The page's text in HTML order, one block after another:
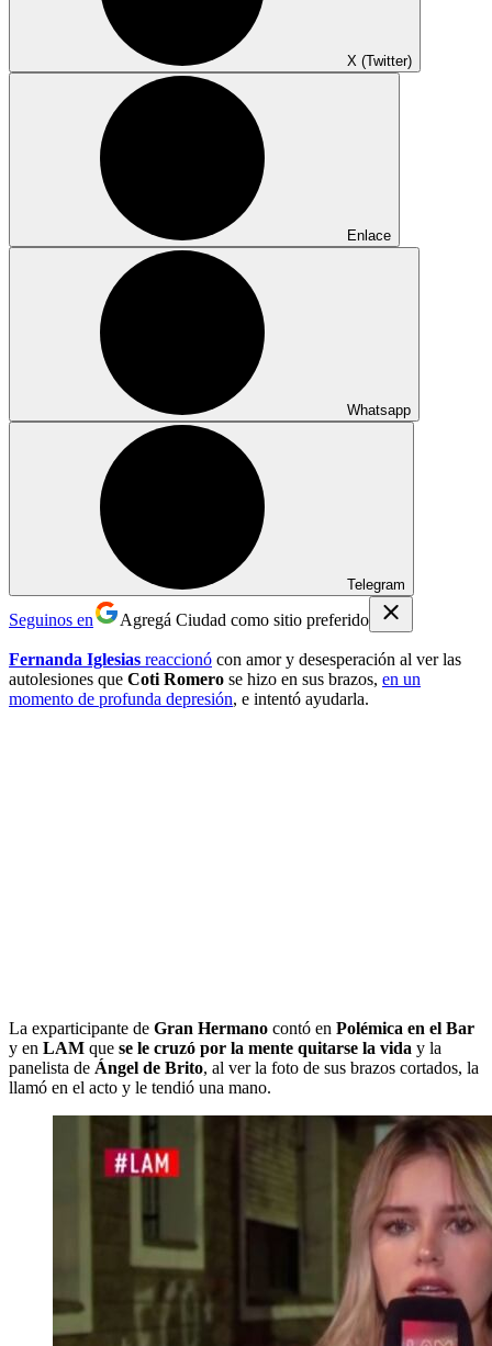
X (Twitter)
Enlace
Whatsapp
Telegram
Seguinos en Agregá Ciudad como sitio preferido
Fernanda Iglesias reaccionó con amor y desesperación al ver las
autolesiones que Coti Romero se hizo en sus brazos, en un
momento de profunda depresión, e intentó ayudarla.
La exparticipante de Gran Hermano contó en Polémica en el Bar
y en LAM que se le cruzó por la mente quitarse la vida y la
panelista de Ángel de Brito, al ver la foto de sus brazos cortados, la
llamó en el acto y le tendió una mano.